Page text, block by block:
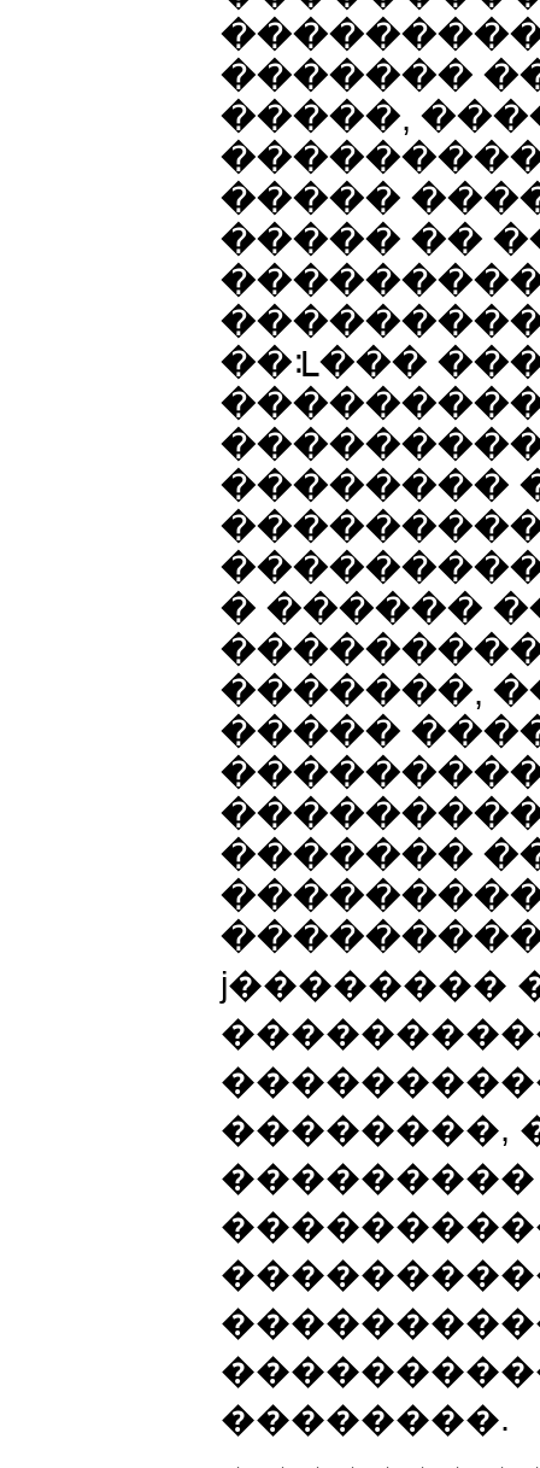
�������
�����,
�����
����� ��
��ᒺ���
��������
� ������
�������,
�����
�������
ϳ��������
��������,
���������
��������.